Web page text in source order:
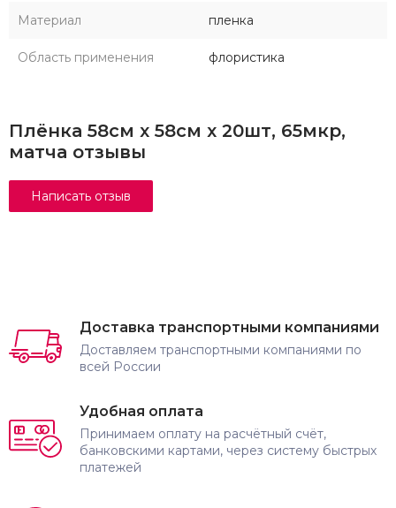
Материал пленка
Область применения флористика
Плёнка 58см х 58см x 20шт, 65мкр,
матча отзывы
Доставка транспортными компаниями
Доставляем транспортными компаниями по
всей России
Удобная оплата
Принимаем оплату на расчётный счёт,
банковскими картами, через систему быстрых
платежей